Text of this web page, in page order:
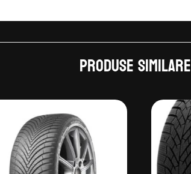
Produse similare